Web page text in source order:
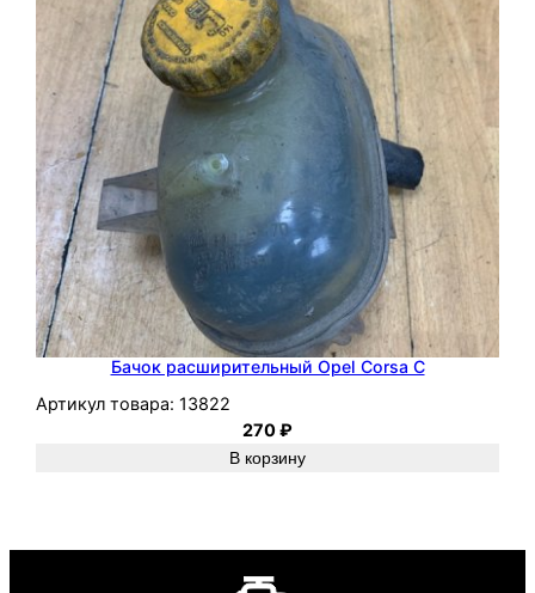
Бачок расширительный Opel Corsa C
Артикул товара: 13822
270₽
В корзину